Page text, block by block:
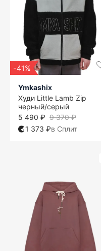
-41%
Ymkashix
Худи Little Lamb Zip
черный/серый
9 370 ₽
5 490 ₽
1 373 ₽в Сплит